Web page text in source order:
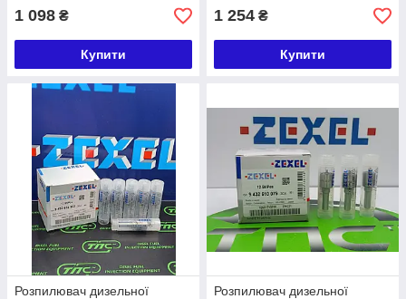
1 098 ₴
Купити
1 254 ₴
Купити
Розпилювач дизельної
Розпилювач дизельної